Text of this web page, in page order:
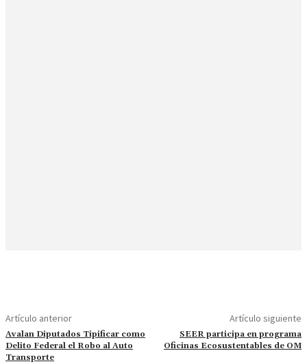
Artículo anterior
Avalan Diputados Tipificar como
Delito Federal el Robo al Auto
Transporte
Artículo siguiente
SEER participa en programa
Oficinas Ecosustentables de OM